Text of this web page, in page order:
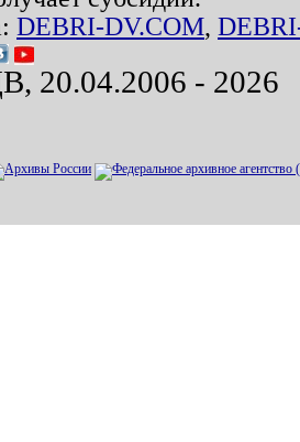
DEBRI-DV.COM,
20.04.2006 - 2026